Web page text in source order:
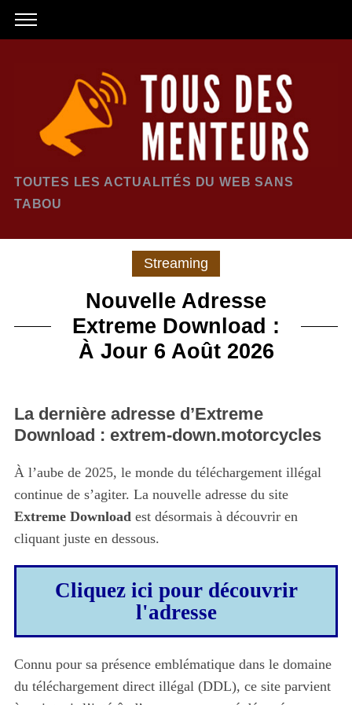
TOUTES LES ACTUALITÉS DU WEB SANS
TABOU
Streaming
Nouvelle Adresse
Extreme Download :
À Jour 6 Août 2026
La dernière adresse d’Extreme
Download : extrem-down.motorcycles
À l’aube de 2025, le monde du téléchargement illégal
continue de s’agiter. La nouvelle adresse du site
Extreme Download est désormais à découvrir en
cliquant juste en dessous.
Cliquez ici pour découvrir
l'adresse
Connu pour sa présence emblématique dans le domaine
du téléchargement direct illégal (DDL), ce site parvient